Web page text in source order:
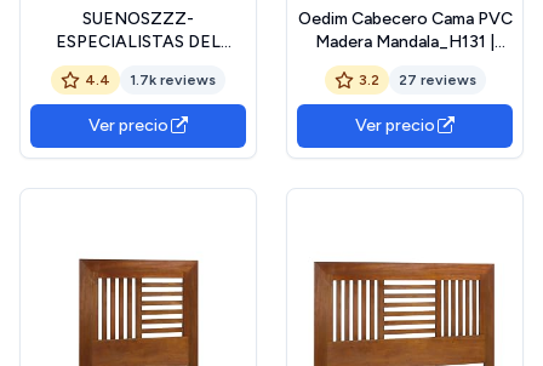
SUENOSZZZ-
ESPECIALISTAS DEL
DESCANSO Cabecero de
Cama de Madera
TREVINCA Color Crudo
para Pared. Cabecero de
Tablas Horizontales. Estilo
4.4 1.7k reviews
Ver precio
Oedim Cabecero Cama PVC
Madera Mandala_H131 |
Disponible en Varias
Medidas | Cabecero Ligero,
Elegante, Resistente y
Económico (Madera Oscura
Mandala_H131, 135x60cm)
3.2 27 reviews
Ver precio